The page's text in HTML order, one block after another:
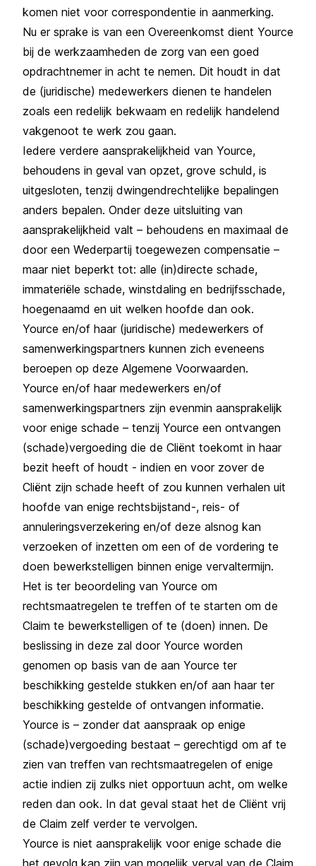
komen niet voor correspondentie in aanmerking.
Nu er sprake is van een Overeenkomst dient Yource
bij de werkzaamheden de zorg van een goed
opdrachtnemer in acht te nemen. Dit houdt in dat
de (juridische) medewerkers dienen te handelen
zoals een redelijk bekwaam en redelijk handelend
vakgenoot te werk zou gaan.
Iedere verdere aansprakelijkheid van Yource,
behoudens in geval van opzet, grove schuld, is
uitgesloten, tenzij dwingendrechtelijke bepalingen
anders bepalen. Onder deze uitsluiting van
aansprakelijkheid valt – behoudens en maximaal de
door een Wederpartij toegewezen compensatie –
maar niet beperkt tot: alle (in)directe schade,
immateriële schade, winstdaling en bedrijfsschade,
hoegenaamd en uit welken hoofde dan ook.
Yource en/of haar (juridische) medewerkers of
samenwerkingspartners kunnen zich eveneens
beroepen op deze Algemene Voorwaarden.
Yource en/of haar medewerkers en/of
samenwerkingspartners zijn evenmin aansprakelijk
voor enige schade – tenzij Yource een ontvangen
(schade)vergoeding die de Cliënt toekomt in haar
bezit heeft of houdt - indien en voor zover de
Cliënt zijn schade heeft of zou kunnen verhalen uit
hoofde van enige rechtsbijstand-, reis- of
annuleringsverzekering en/of deze alsnog kan
verzoeken of inzetten om een of de vordering te
doen bewerkstelligen binnen enige vervaltermijn.
Het is ter beoordeling van Yource om
rechtsmaatregelen te treffen of te starten om de
Claim te bewerkstelligen of te (doen) innen. De
beslissing in deze zal door Yource worden
genomen op basis van de aan Yource ter
beschikking gestelde stukken en/of aan haar ter
beschikking gestelde of ontvangen informatie.
Yource is – zonder dat aanspraak op enige
(schade)vergoeding bestaat – gerechtigd om af te
zien van treffen van rechtsmaatregelen of enige
actie indien zij zulks niet opportuun acht, om welke
reden dan ook. In dat geval staat het de Cliënt vrij
de Claim zelf verder te vervolgen.
Yource is niet aansprakelijk voor enige schade die
het gevolg kan zijn van mogelijk verval van de Claim